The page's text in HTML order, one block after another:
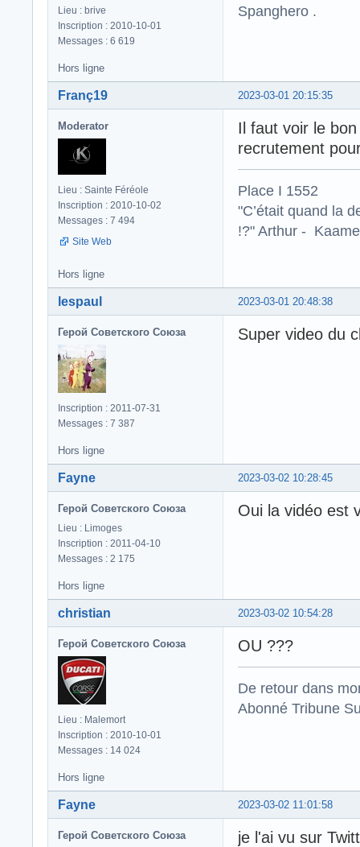
Lieu : brive
Inscription : 2010-10-01
Messages : 6 619
Spanghero .
Hors ligne
2023-03-01 20:15:35
Franç19
Moderator
Lieu : Sainte Féréole
Inscription : 2010-10-02
Messages : 7 494
Site Web
Il faut voir le
recrutement
Place I 1552
"C’était quand la
!?" Arthur -
Hors ligne
2023-03-01 20:48:38
lespaul
Герой Советского Союза
Inscription : 2011-07-31
Messages : 7 387
Super video du
Hors ligne
2023-03-02 10:28:45
Fayne
Герой Советского Союза
Lieu : Limoges
Inscription : 2011-04-10
Messages : 2 175
Oui la vidéo est
Hors ligne
2023-03-02 10:54:28
christian
Герой Советского Союза
Lieu : Malemort
Inscription : 2010-10-01
Messages : 14 024
OU ???
De retour dans
Abonné Tribune
Hors ligne
2023-03-02 11:01:58
Fayne
Герой Советского Союза je l'ai vu sur